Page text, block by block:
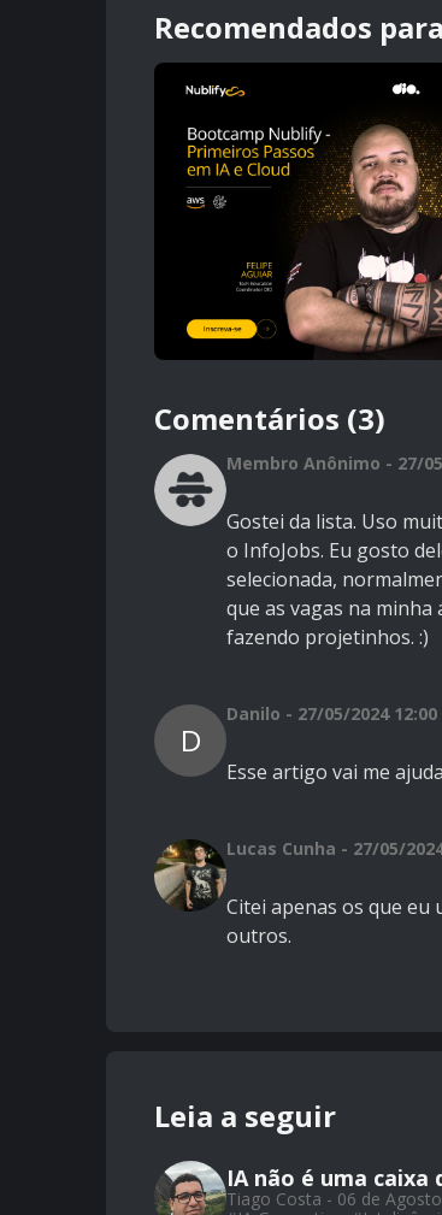
Recomendados
Comentários (3)
Membro Anônimo - 27/
Gostei da lista. Uso
o InfoJobs. Eu gosto
selecionada,
que as vagas na
fazendo projetinhos. :)
D
Danilo - 27/05/2024 12:00
Esse artigo vai me
Lucas Cunha - 27/05/
Citei apenas os que eu
outros.
Leia a seguir
IA não é uma caixa
Tiago Costa - 06 de Agosto